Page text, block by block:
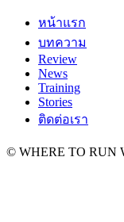
หน้าแรก
บทความ
Review
News
Training
Stories
ติดต่อเรา
© WHERE TO